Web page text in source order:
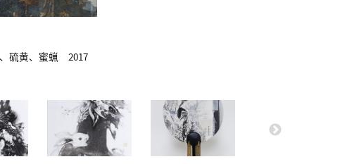
硫黄、蜜蝋 2017